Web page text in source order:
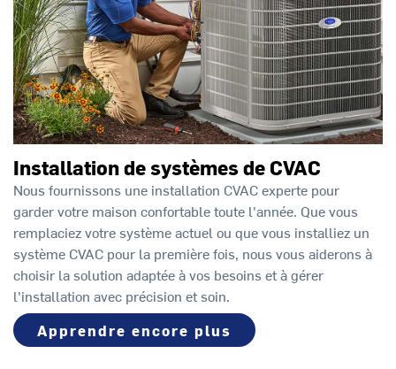
Installation de systèmes de CVAC
Nous fournissons une installation CVAC experte pour
garder votre maison confortable toute l'année. Que vous
remplaciez votre système actuel ou que vous installiez un
système CVAC pour la première fois, nous vous aiderons à
choisir la solution adaptée à vos besoins et à gérer
l'installation avec précision et soin.
Apprendre encore plus